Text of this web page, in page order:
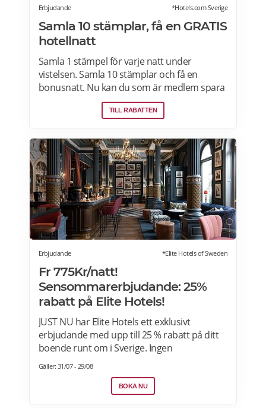
Erbjudande *Hotels.com Sverige
Samla 10 stämplar, få en GRATIS
hotellnatt
Samla 1 stämpel för varje natt under
vistelsen. Samla 10 stämplar och få en
bonusnatt. Nu kan du som är medlem spara
10 % eller mer på över 100 000 hotell i
Sverige och hela världen när du är inloggad.
erbjudanden på Hotels.com här.
TILL RABATTEN
Erbjudande *Elite Hotels of Sweden
Fr 775Kr/natt!
Sensommarerbjudande: 25%
rabatt på Elite Hotels!
JUST NU har Elite Hotels ett exklusivt
erbjudande med upp till 25 % rabatt på ditt
boende runt om i Sverige. Ingen
förskottsbetalning krävs. Avbokningsbart
fram till kl. 14.00 på ankomstdagen. Boka
Gäller: 31/07 - 29/08
BOKA NU